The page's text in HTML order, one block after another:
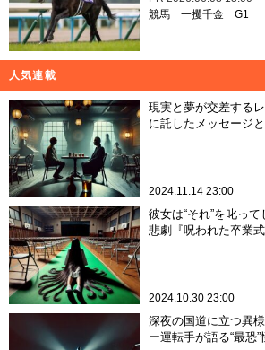
競馬 一攫千金 G1
人気連載
現実と夢が交差する
に託したメッセージ
2024.11.14 23:00
彼女は“それ”を叱っ
悲劇『呪われた卒業式
2024.10.30 23:00
深夜の国道に立つ異
ー運転手が語る“最恐”